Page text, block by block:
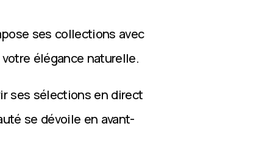
ses collections avec
élégance naturelle.
ses sélections en direct
se dévoile en avant-